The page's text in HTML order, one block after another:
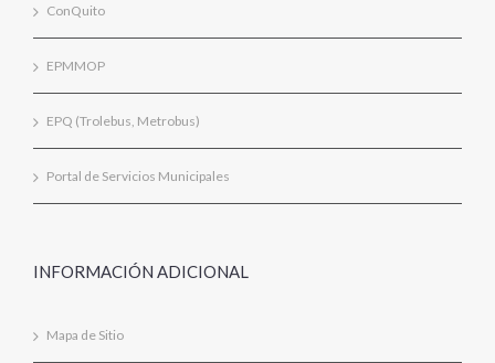
ConQuito
EPMMOP
EPQ (Trolebus, Metrobus)
Portal de Servicios Municipales
INFORMACIÓN ADICIONAL
Mapa de Sitio